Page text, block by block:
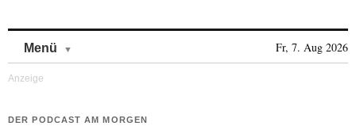
Menü Fr, 7. Aug 2026
DER PODCAST AM MORGEN